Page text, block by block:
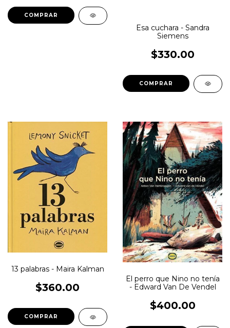
Esa cuchara - Sandra
Siemens
$330.00
13 palabras - Maira Kalman
$360.00
El perro que Nino no tenía
- Edward Van De Vendel
$400.00